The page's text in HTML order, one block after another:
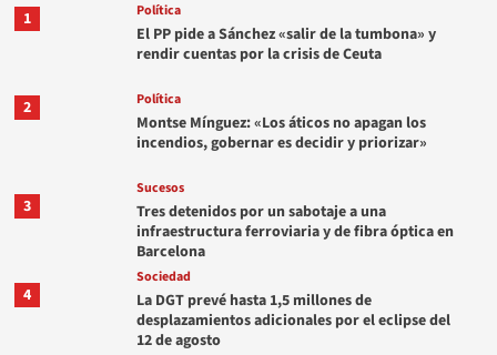
1 Política
El PP pide a Sánchez «salir de la tumbona» y
rendir cuentas por la crisis de Ceuta
2 Política
Montse Mínguez: «Los áticos no apagan los
incendios, gobernar es decidir y priorizar»
3
Sucesos
Tres detenidos por un sabotaje a una
infraestructura ferroviaria y de fibra óptica en
Barcelona
4
Sociedad
La DGT prevé hasta 1,5 millones de
desplazamientos adicionales por el eclipse del
12 de agosto